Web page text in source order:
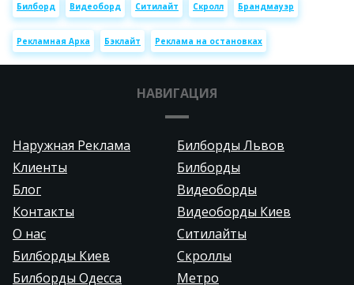
Билборд Видеоборд Ситилайт Скролл Брандмауэр
Рекламная Арка Бэклайт Реклама на остановках
НАВИГАЦИЯ
Наружная Реклама
Билборды Львов
Клиенты
Билборды
Блог
Видеоборды
Контакты
Видеоборды Киев
О нас
Ситилайты
Билборды Киев
Скроллы
Билборды Одесса
Метро